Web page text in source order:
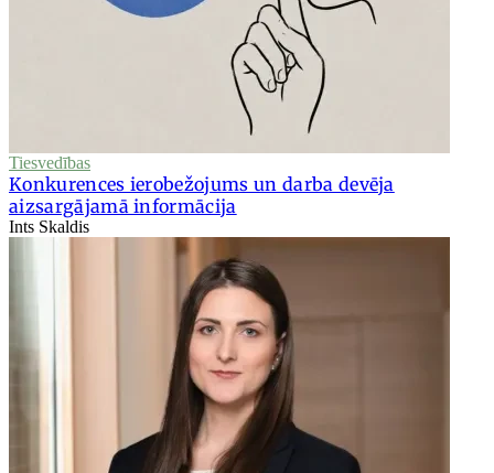
Tiesvedības
Konkurences ierobežojums un darba devēja
aizsargājamā informācija
Ints Skaldis